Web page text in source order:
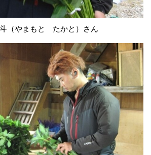
（やまもと たかと）さん